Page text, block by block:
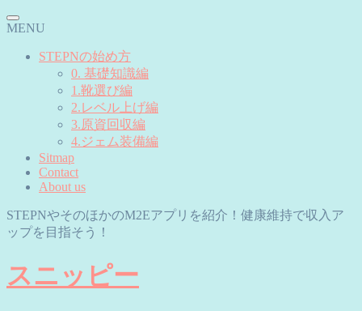
MENU
STEPNの始め方
0. 基礎知識編
1.靴選び編
2.レベル上げ編
3.原資回収編
4.ジェム装備編
Sitmap
Contact
About us
STEPNやそのほかのM2Eアプリを紹介！健康維持で収入ア
ップを目指そう！
スニッピー